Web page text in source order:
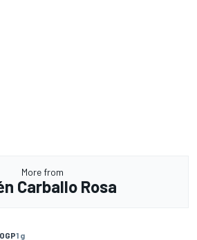
More from
Carballo Rosa
1 g